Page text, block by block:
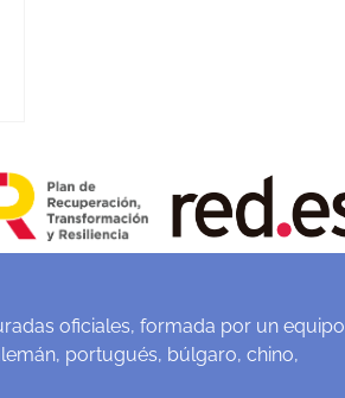
oficiales, formada por un equipo
portugués, búlgaro, chino,